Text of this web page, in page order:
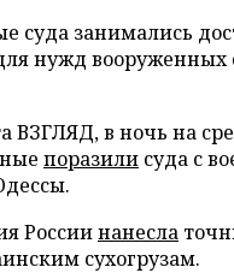
суда занимались
нужд вооруженных
ВЗГЛЯД, в ночь на
поразили суда с
Россиинанесла
сухогрузам.